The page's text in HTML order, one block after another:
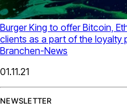
Burger King to offer Bitcoin,
clients as a part of the loyalty
Branchen-News
01.11.21
NEWSLETTER